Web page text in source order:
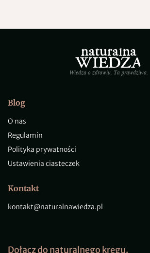
Wiedza o zdrowiu. Ta prawdziwa.
Blog
O nas
Regulamin
Polityka prywatności
Ustawienia ciasteczek
Kontakt
kontakt@naturalnawiedza.pl
Dołącz do naturalnego kręgu.